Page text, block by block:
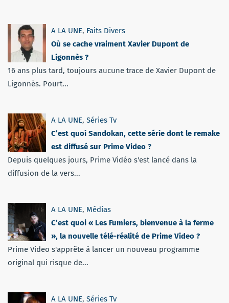
A LA UNE, Faits Divers
Où se cache vraiment Xavier Dupont de
Ligonnès ?
16 ans plus tard, toujours aucune trace de Xavier Dupont de
Ligonnès. Pourt...
A LA UNE, Séries Tv
C’est quoi Sandokan, cette série dont le remake
est diffusé sur Prime Video ?
Depuis quelques jours, Prime Vidéo s'est lancé dans la
diffusion de la vers...
A LA UNE, Médias
C’est quoi « Les Fumiers, bienvenue à la ferme
», la nouvelle télé-réalité de Prime Video ?
Prime Video s'apprête à lancer un nouveau programme
original qui risque de...
A LA UNE, Séries Tv